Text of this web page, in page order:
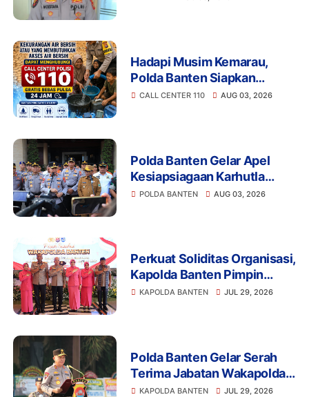
Hadapi Musim Kemarau,
Polda Banten Siapkan
Layanan Bantuan Air Bersih
CALL CENTER 110 AUG 03, 2026
Polda Banten Gelar Apel
Kesiapsiagaan Karhutla
2026, Perkuat Sinergi
POLDA BANTEN AUG 03, 2026
Perkuat Soliditas Organisasi,
Kapolda Banten Pimpin
Pisah Sambut Wakapolda
KAPOLDA BANTEN JUL 29, 2026
Polda Banten Gelar Serah
Terima Jabatan Wakapolda,
PJU, serta Kapolres Cilegon
KAPOLDA BANTEN JUL 29, 2026